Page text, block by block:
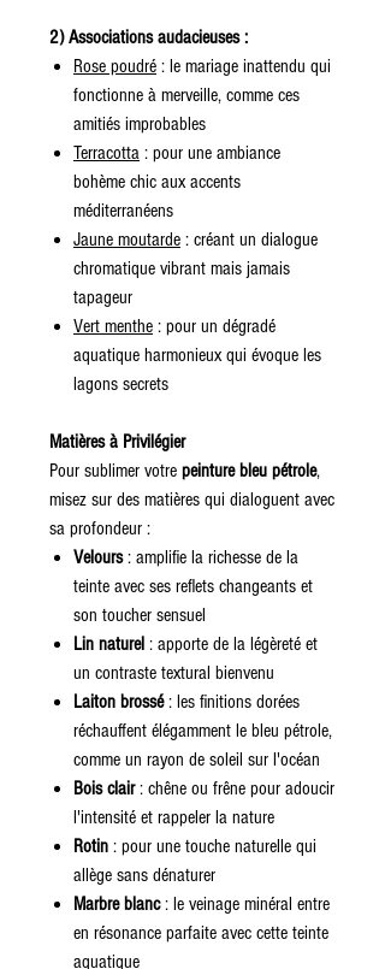
2) Associations audacieuses :
Rose poudré : le mariage inattendu qui
fonctionne à merveille, comme ces
amitiés improbables
Terracotta : pour une ambiance
bohème chic aux accents
méditerranéens
Jaune moutarde : créant un dialogue
chromatique vibrant mais jamais
tapageur
Vert menthe : pour un dégradé
aquatique harmonieux qui évoque les
lagons secrets
Matières à Privilégier
Pour sublimer votre peinture bleu pétrole,
misez sur des matières qui dialoguent avec
sa profondeur :
Velours: amplifie la richesse de la
teinte avec ses reflets changeants et
son toucher sensuel
Lin naturel : apporte de la légèreté et
un contraste textural bienvenu
Laiton brossé: les finitions dorées
réchauffent élégamment le bleu pétrole,
comme un rayon de soleil sur l'océan
Bois clair: chêne ou frêne pour adoucir
l'intensité et rappeler la nature
Rotin : pour une touche naturelle qui
allège sans dénaturer
Marbre blanc: le veinage minéral entre
en résonance parfaite avec cette teinte
aquatique